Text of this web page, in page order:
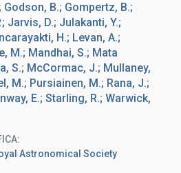
Godson, B.; Gompertz, B.;
Jarvis, D.; Julakanti, Y.;
H.; Levan, A.;
M.; Mandhai, S.; Mata
S.; McCormac, J.; Mullaney,
M.; Pursiainen, M.; Rana, J.;
E.; Starling, R.; Warwick,
Astronomical Society